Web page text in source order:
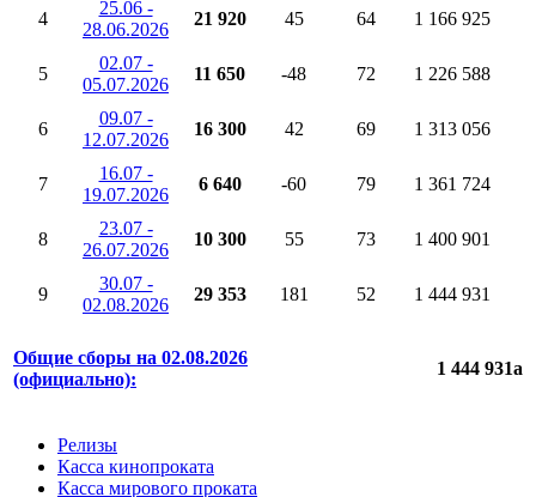
4
25.06 -
28.06.2026
21 920 45 64 1 166 925
5
02.07 -
05.07.2026
11 650 -48 72 1 226 588
6
09.07 -
12.07.2026
16 300 42 69 1 313 056
7
16.07 -
19.07.2026
6 640 -60 79 1 361 724
8
23.07 -
26.07.2026
10 300 55 73 1 400 901
9
30.07 -
02.08.2026
29 353 181 52 1 444 931
Общие сборы на 02.08.2026
(официально):
1 444 931a
Релизы
Касса кинопроката
Касса мирового проката